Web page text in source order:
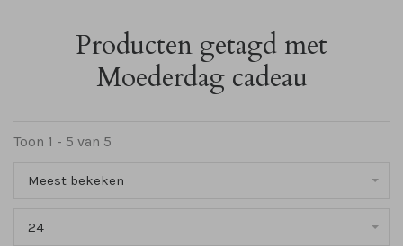
Producten getagd met
Moederdag cadeau
Toon 1 - 5 van 5
Meest bekeken
24